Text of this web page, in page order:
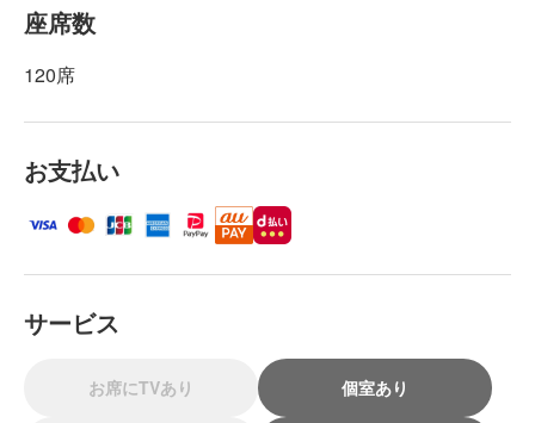
座席数
120席
お支払い
サービス
お席にTVあり 個室あり